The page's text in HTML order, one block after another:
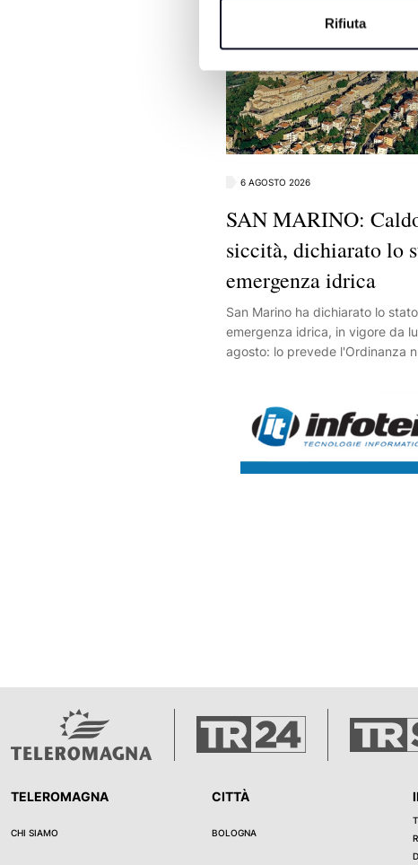
Rifiuta
6 AGOSTO 2026
SAN MARINO:
siccità, dichiarato lo
emergenza idrica
San Marino ha dichiarato lo
emergenza idrica, in vigore da
agosto: lo prevede l'Ordinanza
aumento, a cui si sono aggiunte
ai prelievi dal fiume Marecchia
Arpae Emilia-Romagna.
Autonoma di Stato per i Servizi
osserva nella nota il direttore
Marcello Forcellini - sta
costantemente l'evoluzione
e continuerà a mettere in campo
utile a garantire la continuità del
collaborazione dei cittadini
oggi lo strumento più efficace
questa fase. Ridurre anche di
TELEROMAGNA
CHI SIAMO
CITTÀ
BOLOGNA